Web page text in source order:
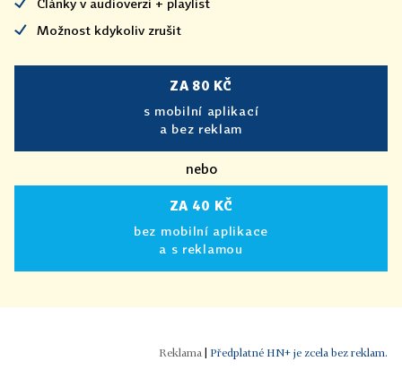
Články v audioverzi + playlist
Možnost kdykoliv zrušit
ZA 80 KČ
s mobilní aplikací
a bez reklam
nebo
ZA 40 KČ
bez mobilní aplikace
a s reklamou
Předplatné HN+ je zcela bez reklam.